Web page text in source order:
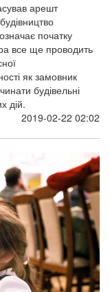
арешт
початку
все ще проводить
як замовник
будівельні
дій.
2019-02-22 02:02